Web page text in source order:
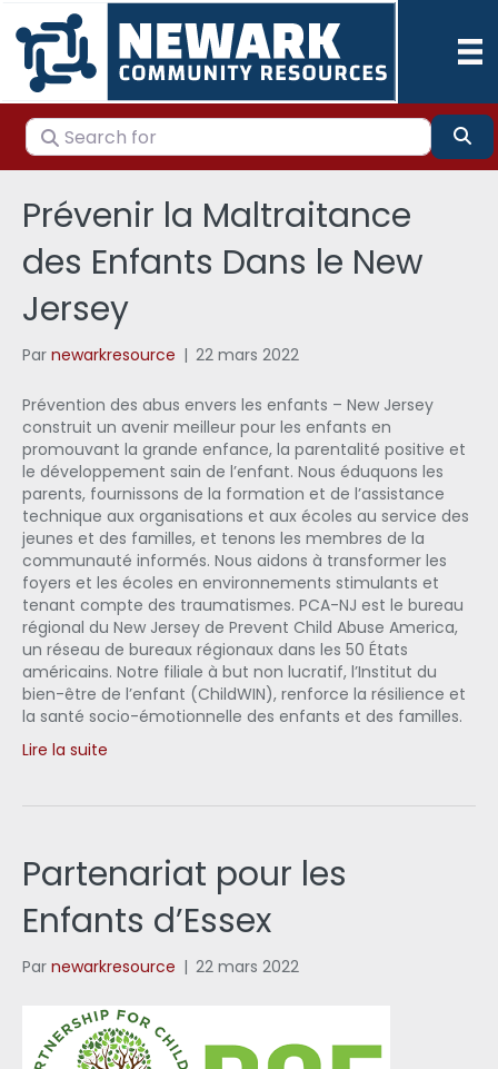
Search for
Prévenir la Maltraitance
des Enfants Dans le New
Jersey
Par newarkresource | 22 mars 2022
Prévention des abus envers les enfants – New Jersey
construit un avenir meilleur pour les enfants en
promouvant la grande enfance, la parentalité positive et
le développement sain de l’enfant. Nous éduquons les
parents, fournissons de la formation et de l’assistance
technique aux organisations et aux écoles au service des
jeunes et des familles, et tenons les membres de la
communauté informés. Nous aidons à transformer les
foyers et les écoles en environnements stimulants et
tenant compte des traumatismes. PCA-NJ est le bureau
régional du New Jersey de Prevent Child Abuse America,
un réseau de bureaux régionaux dans les 50 États
américains. Notre filiale à but non lucratif, l’Institut du
bien-être de l’enfant (ChildWIN), renforce la résilience et
la santé socio-émotionnelle des enfants et des familles.
Lire la suite
Partenariat pour les
Enfants d’Essex
Par newarkresource | 22 mars 2022